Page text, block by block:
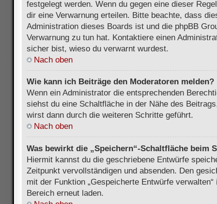
festgelegt werden. Wenn du gegen eine dieser
dir eine Verwarnung erteilen. Bitte beachte, dass
Administration dieses Boards ist und die phpBB
Verwarnung zu tun hat. Kontaktiere einen
sicher bist, wieso du verwarnt wurdest.
Nach oben
Wie kann ich Beiträge den Moderatoren melden?
Wenn ein Administrator die entsprechenden
siehst du eine Schaltfläche in der Nähe des
wirst dann durch die weiteren Schritte geführt.
Nach oben
Was bewirkt die „Speichern“-Schaltfläche beim
Hiermit kannst du die geschriebene Entwürfe
Zeitpunkt vervollständigen und absenden. Den
mit der Funktion „Gespeicherte Entwürfe
Bereich erneut laden.